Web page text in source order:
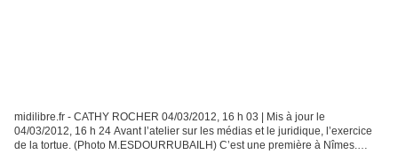
midilibre.fr - CATHY ROCHER 04/03/2012, 16 h 03 | Mis à jour le
04/03/2012, 16 h 24 Avant l’atelier sur les médias et le juridique, l’exercice
de la tortue. (Photo M.ESDOURRUBAILH) C’est une première à Nîmes.